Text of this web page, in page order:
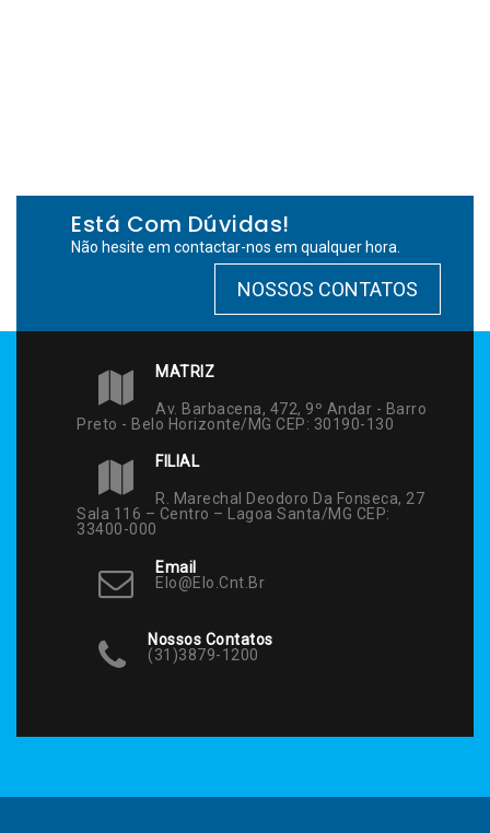
Está Com Dúvidas!
Não hesite em contactar-nos em qualquer hora.
NOSSOS CONTATOS
MATRIZ
Av. Barbacena, 472, 9º Andar - Barro
Preto - Belo Horizonte/MG CEP: 30190-130
FILIAL
R. Marechal Deodoro Da Fonseca, 27
Sala 116 – Centro – Lagoa Santa/MG CEP:
33400-000
Email
Elo@elo.cnt.br
Nossos Contatos
(31)3879-1200